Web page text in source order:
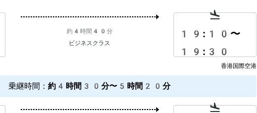
約4時間40分
ビジネスクラス
19:10 〜
19:30
香港国際空港
乗継時間 ： 約4時間30分〜5時間20分